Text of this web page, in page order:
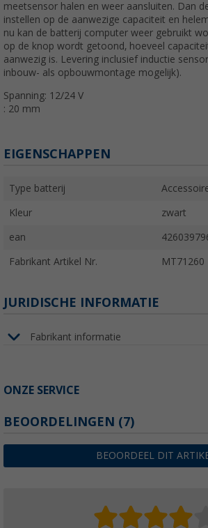
meetsensor halen en weer aansluiten. Dan
instellen op de aanwezige capaciteit en
nu kan de batterij computer weer gebruikt
op de knop wordt getoond, hoeveel
aanwezig is. Levering inclusief inductie
inbouw- als opbouwmontage mogelijk).
Spanning: 12/24 V
: 20 mm
EIGENSCHAPPEN
Type batterij
Kleur zwart
ean
Fabrikant Artikel Nr. MT71260
JURIDISCHE INFORMATIE
Fabrikant informatie
ONZE SERVICE
BEOORDELINGEN (7)
BEOORDEEL DIT